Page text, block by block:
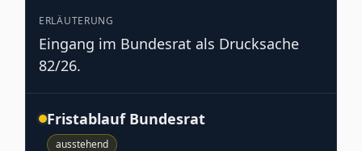
Eingang im Bundesrat als Drucksache
82/26.
Fristablauf Bundesrat
ausstehend